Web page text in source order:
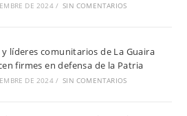
DE 2024 / SIN COMENTARIOS
y líderes comunitarios de La Guaira
firmes en defensa de la Patria
DE 2024 / SIN COMENTARIOS